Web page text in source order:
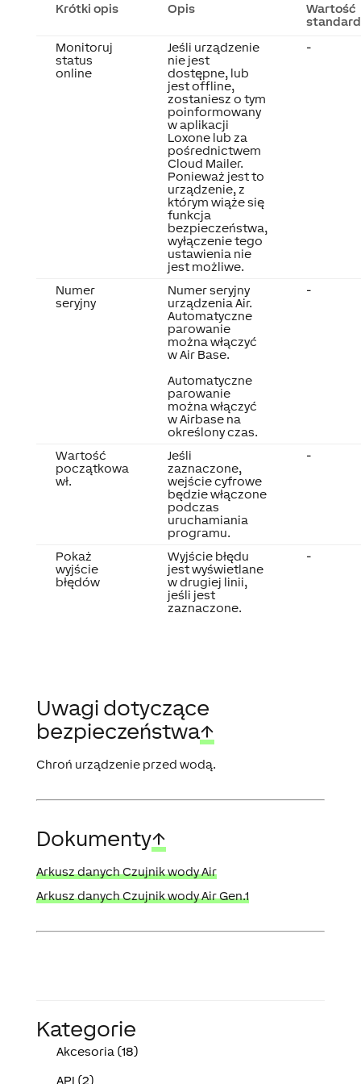
Krótki opis Opis
Wartość
Monitoruj
status
online
Jeśli urządzenie
nie jest
dostępne, lub
jest offline,
zostaniesz o tym
poinformowany
w aplikacji
Loxone lub za
pośrednictwem
Cloud Mailer.
Ponieważ jest to
urządzenie, z
którym wiąże się
funkcja
bezpieczeństwa,
wyłączenie tego
ustawienia nie
jest możliwe.
-
Numer
seryjny
Numer seryjny
urządzenia Air.
Automatyczne
parowanie
można włączyć
w Air Base.
Automatyczne
parowanie
można włączyć
w Airbase na
określony czas.
-
Wartość
początkowa
wł.
Jeśli
zaznaczone,
wejście cyfrowe
będzie włączone
podczas
uruchamiania
programu.
-
Pokaż
wyjście
błędów
Wyjście błędu
jest wyświetlane
w drugiej linii,
jeśli jest
zaznaczone.
-
Uwagi dotyczące
bezpieczeństwa↑
Chroń urządzenie przed wodą.
Dokumenty↑
Arkusz danych Czujnik wody Air
Arkusz danych Czujnik wody Air Gen.1
Kategorie
Akcesoria (18)
API (2)